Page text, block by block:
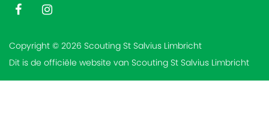
Copyright © 2026 Scouting St Salvius Limbricht
Dit is de officiële website van Scouting St Salvius Limbricht